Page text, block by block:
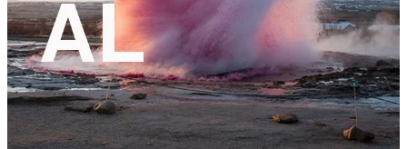
za
18.03
Julian Hetzel/ Frascati Producties
THE AUTOMATED SNIPER
20:30
performance
TICKET
za
25.03
Feiko BeckersA DISAPPOINTMENT
YOU CAN RELY ON
17:00 première
performance
free